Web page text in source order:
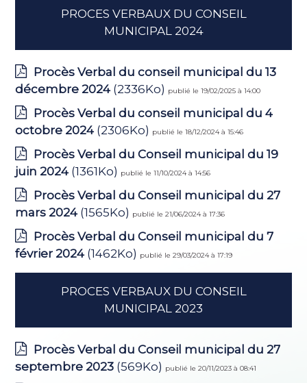
PROCES VERBAUX DU CONSEIL
MUNICIPAL 2024
Procès Verbal du conseil municipal du 13
décembre 2024 (2336Ko) publié le 19/02/2025 à 14:00
Procès Verbal du conseil municipal du 4
octobre 2024 (2306Ko) publié le 18/12/2024 à 15:46
Procès Verbal du Conseil municipal du 19
juin 2024 (1361Ko) publié le 11/10/2024 à 14:56
Procès Verbal du Conseil municipal du 27
mars 2024 (1565Ko) publié le 21/06/2024 à 17:36
Procès Verbal du Conseil municipal du 7
février 2024 (1462Ko) publié le 29/03/2024 à 17:19
PROCES VERBAUX DU CONSEIL
MUNICIPAL 2023
Procès Verbal du Conseil municipal du 27
septembre 2023 (569Ko) publié le 20/11/2023 à 08:41